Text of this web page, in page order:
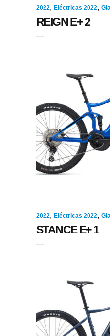
2022, Eléctricas 2022,
REIGN E+ 2
2022, Eléctricas 2022,
STANCE E+ 1